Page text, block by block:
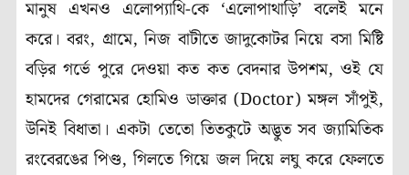
মানুষ এখনও এলোপ্যাথি-কে ‘এলোপাথাড়ি’ বলেই মনে
করে। বরং, গ্রামে, নিজ বাটীতে জাদুকোটর নিয়ে বসা মিষ্টি
বড়ির গর্ভে পুরে দেওয়া কত কত বেদনার উপশম, ওই যে
হামদের গেরামের হোমিও ডাক্তার (Doctor) মঙ্গল সাঁপুই,
উনিই বিধাতা। একটা তেতো তিতকুটে অদ্ভুত সব জ্যামিতিক
রংবেরঙের পিণ্ড, গিলতে গিয়ে জল দিয়ে লঘু করে ফেলতে